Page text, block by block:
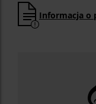
Informacja o